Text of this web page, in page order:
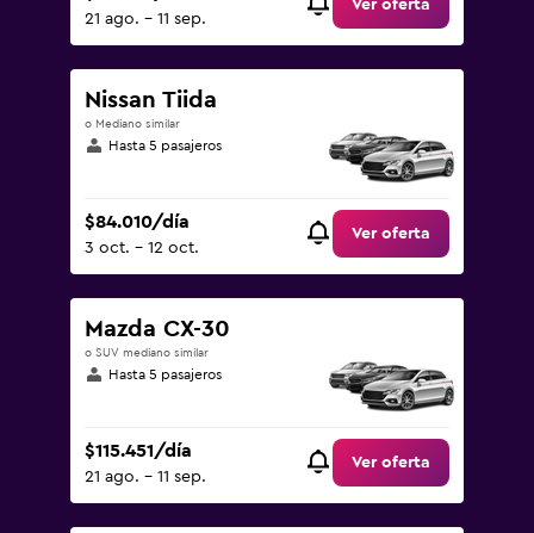
21 ago. - 11 sep.
Ver oferta
Nissan Tiida
o Mediano similar
Hasta 5 pasajeros
$84.010/día
3 oct. - 12 oct.
Ver oferta
Mazda CX-30
o SUV mediano similar
Hasta 5 pasajeros
$115.451/día
21 ago. - 11 sep.
Ver oferta